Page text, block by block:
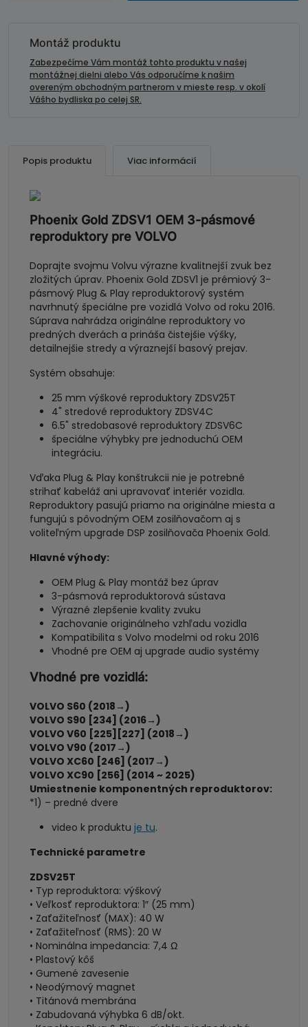
OEM
pásmové
reproduktory
Montáž produktu
Zabezpečíme Vám montáž tohto produktu v našej
montážnej dielni alebo Vás odporučíme k našim
overeným obchodným partnerom v mieste resp. v okolí
Vášho bydliska po celej SR.
Popis produktu Viac informácií
Phoenix Gold ZDSV1 OEM 3-pásmové
reproduktory pre VOLVO
Doprajte svojmu Volvu výrazne kvalitnejší zvuk bez
zložitých úprav. Phoenix Gold ZDSV1 je prémiový 3-
pásmový Plug & Play reproduktorový systém
navrhnutý špeciálne pre vozidlá Volvo od roku 2016.
Súprava nahrádza originálne reproduktory vo
predných dverách a prináša čistejšie výšky,
detailnejšie stredy a výraznejší basový prejav.
Systém obsahuje:
25 mm výškové reproduktory ZDSV25T
4" stredové reproduktory ZDSV4C
6.5" stredobasové reproduktory ZDSV6C
špeciálne výhybky pre jednoduchú OEM
integráciu.
Vďaka Plug & Play konštrukcii nie je potrebné
strihať kabeláž ani upravovať interiér vozidla.
Reproduktory pasujú priamo na originálne miesta a
fungujú s pôvodným OEM zosilňovačom aj s
voliteľným upgrade DSP zosilňovača Phoenix Gold.
Hlavné výhody:
OEM Plug & Play montáž bez úprav
3-pásmová reproduktorová sústava
Výrazné zlepšenie kvality zvuku
Zachovanie originálneho vzhľadu vozidla
Kompatibilita s Volvo modelmi od roku 2016
Vhodné pre OEM aj upgrade audio systémy
Vhodné pre vozidlá:
VOLVO S60 (2018→)
VOLVO S90 [234] (2016→)
VOLVO V60 [225][227] (2018→)
VOLVO V90 (2017→)
VOLVO XC60 [246] (2017→)
VOLVO XC90 [256] (2014 ~ 2025)
Umiestnenie komponentných reproduktorov:
*1) – predné dvere
video k produktu je tu.
Technické parametre
ZDSV25T
• Typ reproduktora: výškový
• Veľkosť reproduktora: 1″ (25 mm)
• Zaťažiteľnosť (MAX): 40 W
• Zaťažiteľnosť (RMS): 20 W
• Nominálna impedancia: 7,4 Ω
• Plastový kôš
• Gumené zavesenie
• Neodýmový magnet
• Titánová membrána
• Zabudovaná výhybka 6 dB/okt.